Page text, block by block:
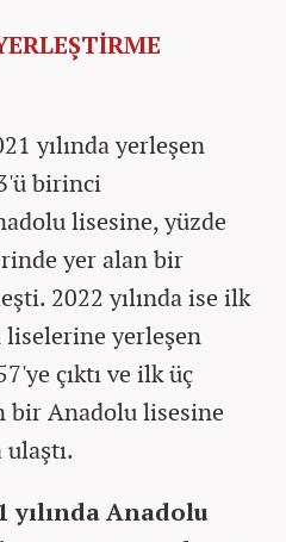
yılında yerleşen
birinci
lisesine, yüzde
yer alan bir
2022 yılında ise ilk
yerleşen
çıktı ve ilk üç
bir Anadolu lisesine
yılında Anadolu